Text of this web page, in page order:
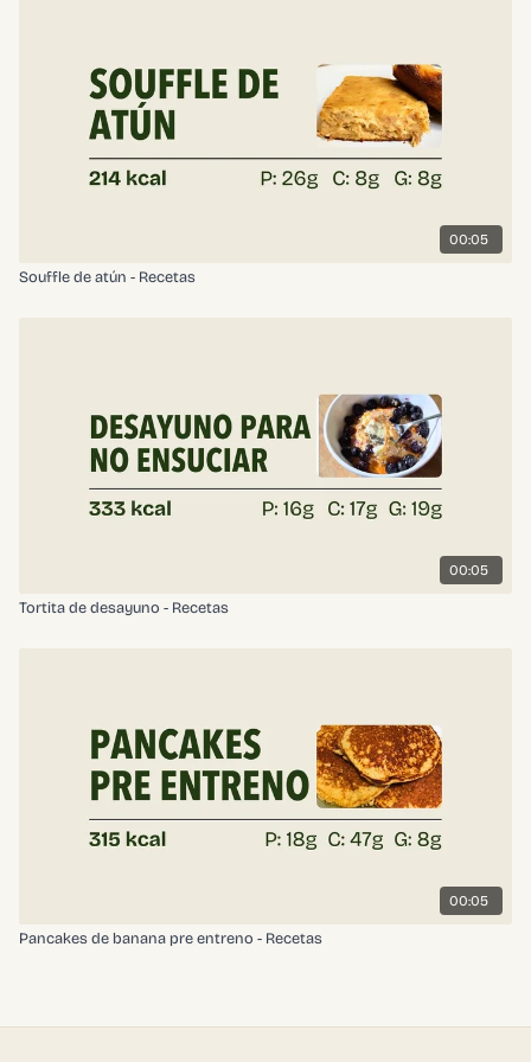
00:05
Souffle de atún - Recetas
00:05
Tortita de desayuno - Recetas
00:05
Pancakes de banana pre entreno - Recetas